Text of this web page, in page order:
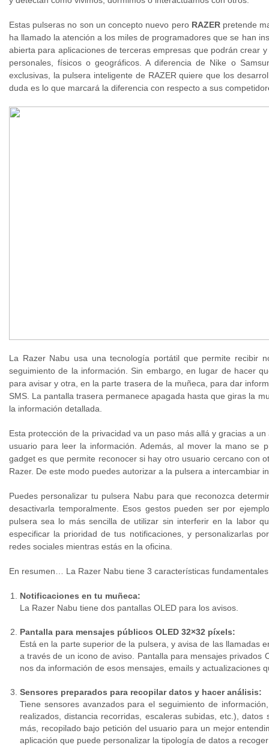
Estas pulseras no son un concepto nuevo pero RAZER pretende
ha llamado la atención a los miles de programadores que se han
abierta para aplicaciones de terceras empresas que podrán crear
personales, físicos o geográficos. A diferencia de Nike o
exclusivas, la pulsera inteligente de RAZER quiere que los
duda es lo que marcará la diferencia con respecto a sus
La Razer Nabu usa una tecnología portátil que permite recibir
seguimiento de la información. Sin embargo, en lugar de hacer
para avisar y otra, en la parte trasera de la muñeca, para dar
SMS. La pantalla trasera permanece apagada hasta que giras la
la información detallada.
Esta protección de la privacidad va un paso más allá y gracias a
usuario para leer la información. Además, al mover la mano se
gadget es que permite reconocer si hay otro usuario cercano con
Razer. De este modo puedes autorizar a la pulsera a intercambiar
Puedes personalizar tu pulsera Nabu para que reconozca
desactivarla temporalmente. Esos gestos pueden ser por
pulsera sea lo más sencilla de utilizar sin interferir en la labor
especificar la prioridad de tus notificaciones, y personalizarlas
redes sociales mientras estás en la oficina.
En resumen… La Razer Nabu tiene 3 características
Notificaciones en tu muñeca:
La Razer Nabu tiene dos pantallas OLED para los avisos.
Pantalla para mensajes públicos OLED 32×32 píxels:
Está en la parte superior de la pulsera, y avisa de las llamadas
a través de un icono de aviso. Pantalla para mensajes
nos da información de esos mensajes, emails y actualizaciones
Sensores preparados para recopilar datos y hacer análisis:
Tiene sensores avanzados para el seguimiento de
realizados, distancia recorridas, escaleras subidas, etc.),
más, recopilado bajo petición del usuario para un mejor
aplicación que puede personalizar la tipología de datos a